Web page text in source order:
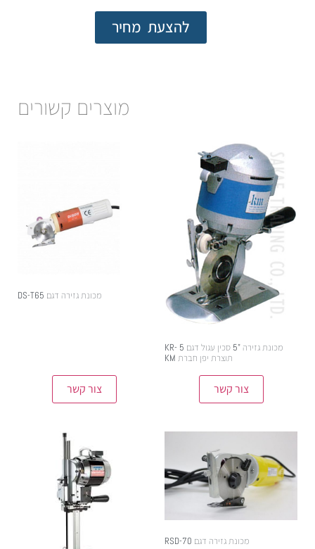
להצעת מחיר
מוצרים קשורים
מכונת גזירה "5 סכין עגול דגם KR- 5
תוצרת יפן חברת KM
צור קשר
מכונת גזירה דגם DS-T65
צור קשר
מכונת גזירה דגם RSD-70